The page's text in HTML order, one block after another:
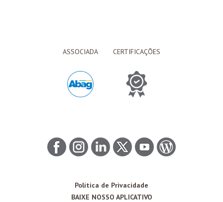
ASSOCIADA CERTIFICAÇÕES
Política de Privacidade
BAIXE NOSSO APLICATIVO